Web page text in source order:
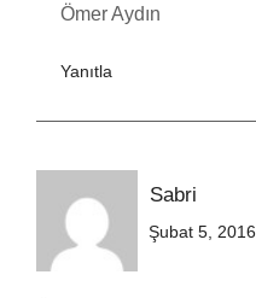
Ömer Aydın
Yanıtla
Sabri
Şubat 5,